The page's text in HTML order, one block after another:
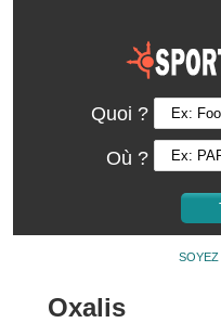
Quoi ?
Où ?
SOYEZ
Oxalis